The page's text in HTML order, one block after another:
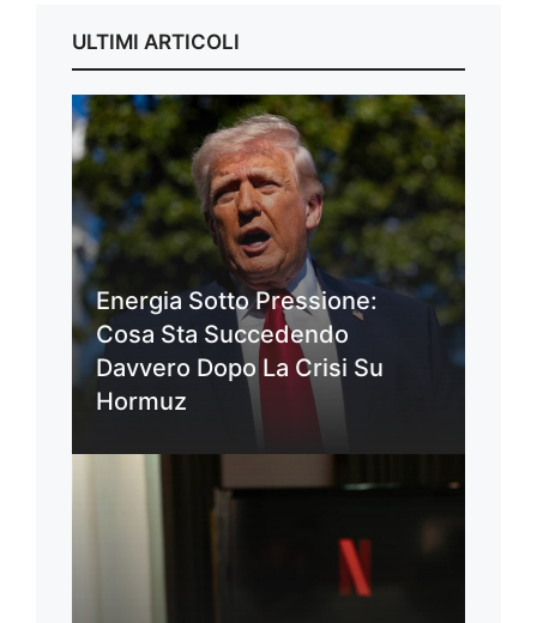
ULTIMI ARTICOLI
Energia Sotto Pressione:
Cosa Sta Succedendo
Davvero Dopo La Crisi Su
Hormuz